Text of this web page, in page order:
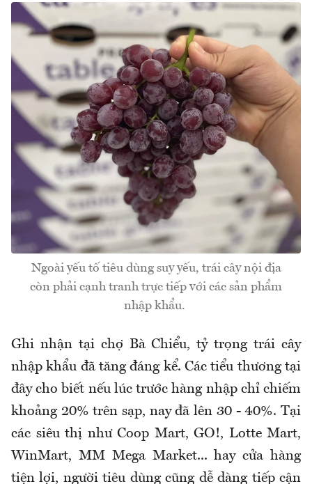
Ngoài yếu tố tiêu dùng suy yếu, trái cây nội địa
còn phải cạnh tranh trực tiếp với các sản phẩm
nhập khẩu.
Ghi nhận tại chợ Bà Chiểu, tỷ trọng trái cây
nhập khẩu đã tăng đáng kể. Các tiểu thương tại
đây cho biết nếu lúc trước hàng nhập chỉ chiếm
khoảng 20% trên sạp, nay đã lên 30 - 40%. Tại
các siêu thị như Coop Mart, GO!, Lotte Mart,
WinMart, MM Mega Market... hay cửa hàng
tiện lợi, người tiêu dùng cũng dễ dàng tiếp cận